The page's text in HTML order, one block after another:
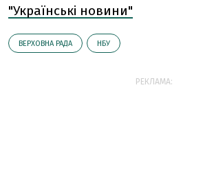
"Українські новини"
ВЕРХОВНА РАДА НБУ
РЕКЛАМА: